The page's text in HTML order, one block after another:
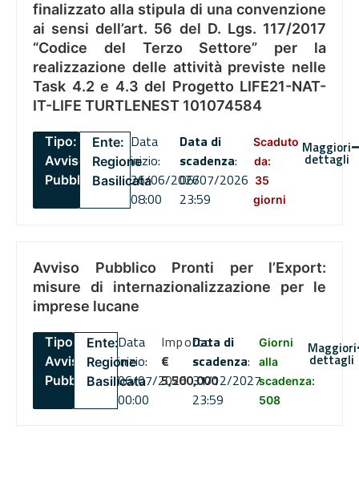
finalizzato alla stipula di una convenzione
ai sensi dell’art. 56 del D. Lgs. 117/2017
“Codice del Terzo Settore” per la
realizzazione delle attività previste nelle
Task 4.2 e 4.3 del Progetto LIFE21-NAT-
IT-LIFE TURTLENEST 101074584
Tipo:
Avviso
Pubblico
Ente:
Regione
Basilicata
Data
inizio:
26/06/2026
08:00
Data di
scadenza:
06/07/2026
23:59
Scaduto
da:
35
giorni
Maggiori
dettagli
Avviso Pubblico Pronti per l’Export:
misure di internazionalizzazione per le
imprese lucane
Tipo:
Avviso
Pubblico
Ente:
Regione
Basilicata
Data
inizio:
06/07/2026
00:00
Importo
€
5,500,000
Data di
scadenza:
31/12/2027
23:59
Giorni
alla
scadenza:
508
Maggiori
dettagli